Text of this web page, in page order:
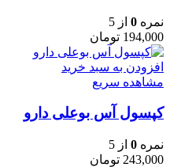
نمره 0 از 5
194,000 تومان
افزودن به سبد خرید
مشاهده سریع
کپسول آس بوعلی دارو
نمره 0 از 5
243,000 تومان